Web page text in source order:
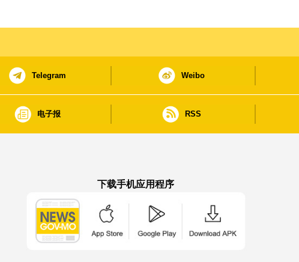
Telegram Weibo
电子报 RSS
下载手机应用程序